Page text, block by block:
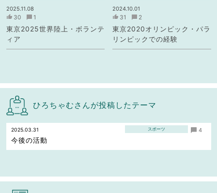
2025.11.08
30 1
東京2025世界陸上・ボランテ
ィア
2024.10.01
31 2
東京2020オリンピック・パラ
リンピックでの経験
ひろちゃむさんが投稿したテーマ
2025.03.31
今後の活動
スポーツ 4